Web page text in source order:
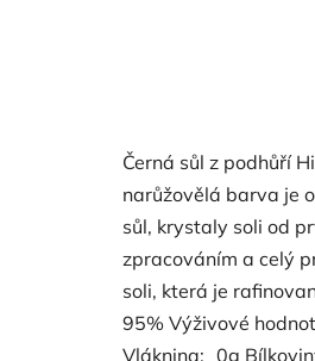
Černá sůl z podhůří
narůžovělá barva je
sůl, krystaly soli od
zpracováním a celý
soli, která je
95% Výživové
Vláknina: 0g